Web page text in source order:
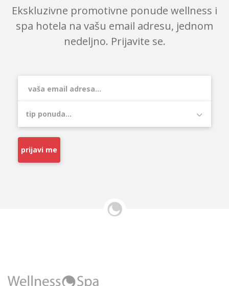
Ekskluzivne promotivne ponude wellness i
spa hotela na vašu email adresu, jednom
nedeljno. Prijavite se.
prijavi me